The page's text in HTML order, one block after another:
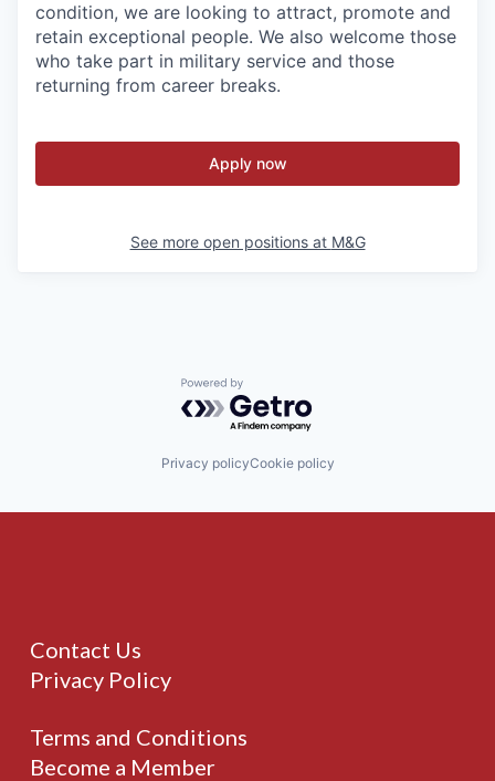
condition, we are looking to attract, promote and
retain exceptional people. We also welcome those
who take part in military service and those
returning from career breaks.
Apply now
See more open positions at M&G
Powered by Getro.com
Privacy policyCookie policy
Contact Us
Privacy Policy
Terms and Conditions
Become a Member